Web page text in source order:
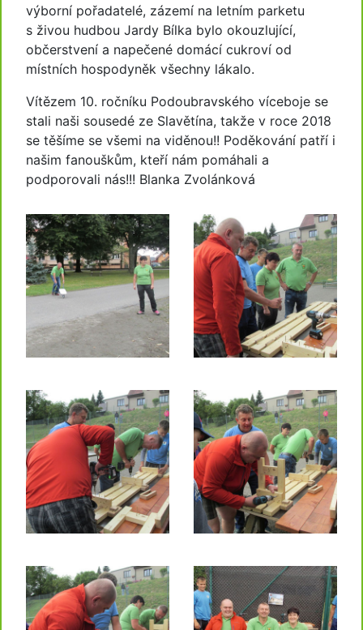
výborní pořadatelé, zázemí na letním parketu
s živou hudbou Jardy Bílka bylo okouzlující,
občerstvení a napečené domácí cukroví od
místních hospodyněk všechny lákalo.
Vítězem 10. ročníku Podoubravského víceboje se
stali naši sousedé ze Slavětína, takže v roce 2018
se těšíme se všemi na viděnou!! Poděkování patří i
našim fanouškům, kteří nám pomáhali a
podporovali nás!!! Blanka Zvolánková